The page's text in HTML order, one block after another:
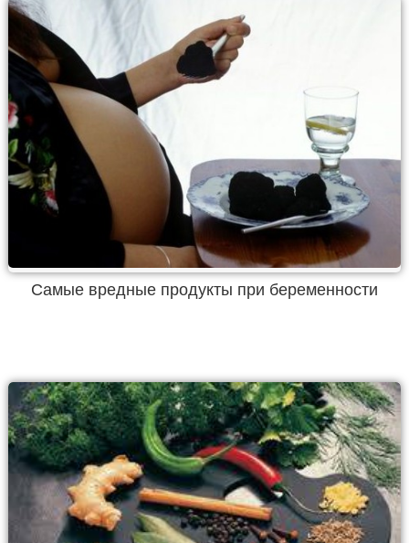
Самые вредные продукты при беременности